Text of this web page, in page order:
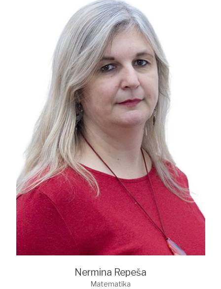
Nermina Repeša
Matematika